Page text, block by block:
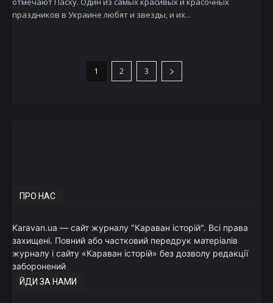
праздников в Украине любят и звезды, и их...
1 2 3
ПРО НАС
Karavan.ua — сайт журналу "Караван історій". Всі права
захищені. Повний або частковий передрук матеріалів
журналу і сайту «Караван історій» без дозволу редакції
заборонений
ЙДИ ЗА НАМИ